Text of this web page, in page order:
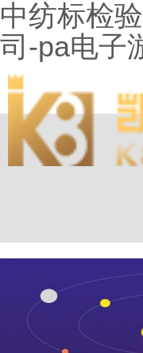
中纺标检
司-pa电子